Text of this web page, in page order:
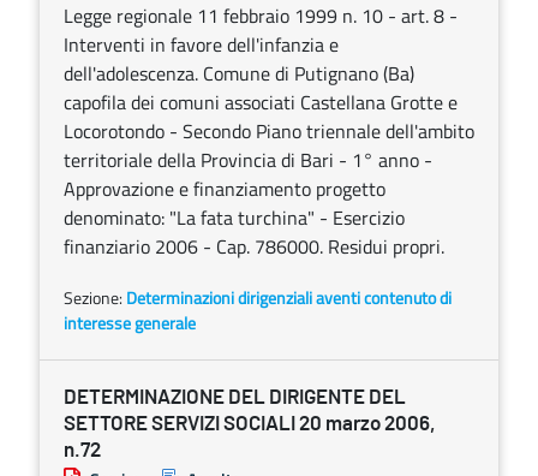
Legge regionale 11 febbraio 1999 n. 10 - art. 8 -
Interventi in favore dell'infanzia e
dell'adolescenza. Comune di Putignano (Ba)
capofila dei comuni associati Castellana Grotte e
Locorotondo - Secondo Piano triennale dell'ambito
territoriale della Provincia di Bari - 1° anno -
Approvazione e finanziamento progetto
denominato: "La fata turchina" - Esercizio
finanziario 2006 - Cap. 786000. Residui propri.
Sezione: Determinazioni dirigenziali aventi contenuto di
interesse generale
DETERMINAZIONE DEL DIRIGENTE DEL
SETTORE SERVIZI SOCIALI 20 marzo 2006,
n.72